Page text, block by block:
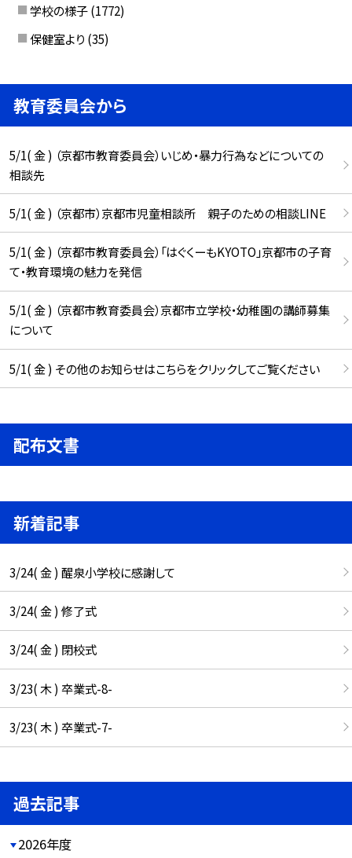
学校の様子 (1772)
保健室より (35)
教育委員会から
5/1( 金 ) （京都市教育委員会）いじめ・暴力行為などについての
相談先
5/1( 金 ) （京都市）京都市児童相談所 親子のための相談LINE
5/1( 金 ) （京都市教育委員会）「はぐくーもKYOTO」京都市の子育
て・教育環境の魅力を発信
5/1( 金 ) （京都市教育委員会）京都市立学校・幼稚園の講師募集
について
5/1( 金 ) その他のお知らせはこちらをクリックしてご覧ください
配布文書
新着記事
3/24( 金 ) 醒泉小学校に感謝して
3/24( 金 ) 修了式
3/24( 金 ) 閉校式
3/23( 木 ) 卒業式-8-
3/23( 木 ) 卒業式-7-
過去記事
2026年度